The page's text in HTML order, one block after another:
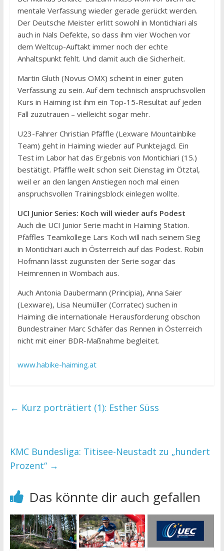
mentale Verfassung wieder gerade gerückt werden.
Der Deutsche Meister erlitt sowohl in Montichiari als
auch in Nals Defekte, so dass ihm vier Wochen vor
dem Weltcup-Auftakt immer noch der echte
Anhaltspunkt fehlt. Und damit auch die Sicherheit.
Martin Gluth (Novus OMX) scheint in einer guten
Verfassung zu sein. Auf dem technisch anspruchsvollen
Kurs in Haiming ist ihm ein Top-15-Resultat auf jeden
Fall zuzutrauen – vielleicht sogar mehr.
U23-Fahrer Christian Pfäffle (Lexware Mountainbike
Team) geht in Haiming wieder auf Punktejagd. Ein
Test im Labor hat das Ergebnis von Montichiari (15.)
bestätigt. Pfäffle weilt schon seit Dienstag im Ötztal,
weil er an den langen Anstiegen noch mal einen
anspruchsvollen Trainingsblock einlegen wollte.
UCI Junior Series: Koch will wieder aufs Podest
Auch die UCI Junior Serie macht in Haiming Station.
Pfäffles Teamkollege Lars Koch will nach seinem Sieg
in Montichiari auch in Österreich auf das Podest. Robin
Hofmann lässt zugunsten der Serie sogar das
Heimrennen in Wombach aus.
Auch Antonia Daubermann (Principia), Anna Saier
(Lexware), Lisa Neumüller (Corratec) suchen in
Haiming die internationale Herausforderung obschon
Bundestrainer Marc Schäfer das Rennen in Österreich
nicht mit einer BDR-Maßnahme begleitet.
www.habike-haiming.at
← Kurz porträtiert (1): Esther Süss
KMC Bundesliga: Titisee-Neustadt zu „hundert
Prozent“ →
Das könnte dir auch gefallen